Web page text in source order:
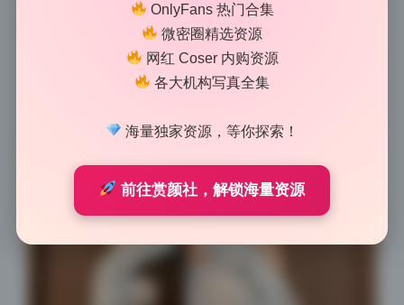
拍出来的。第一眼看过去，你会觉得每张照片的光影都
特别“活”，不是那种用灯光硬打出来的死板效果。我仔
细过了一遍原档，发现摄影师几乎避开了正午顶光，大
量采用侧光和逆光组合，让肉肉的皮肤质感呈现出半透
斜射进来，在锁骨和脸颊上形成浅浅的轮廓光，整个氛
围干净得像是下午三点的静止时间。这种光线选择让这
组高清写真的耐看度直接拉高了一个档次。
OnlyFans 热门合集
微密圈精选资源
网红 Coser 内购资源
各大机构写真全集
海量独家资源，等你探索！
前往赏颜社，解锁海量资源